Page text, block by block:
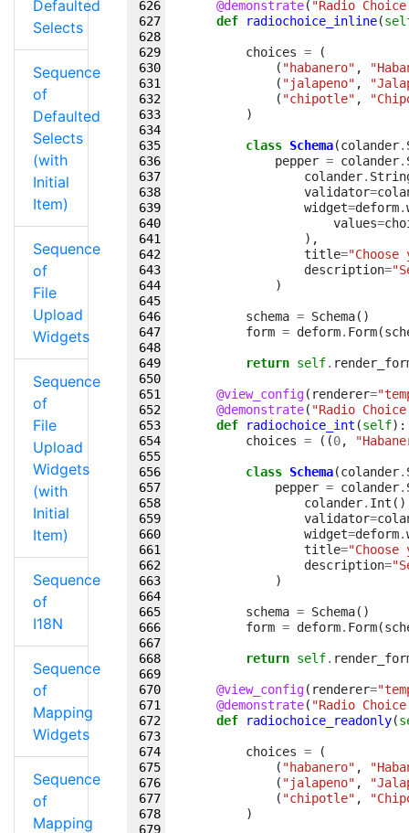
Defaulted
Selects
Sequence
of
Defaulted
Selects
(with
Initial
Item)
Sequence
of
File
Upload
Widgets
Sequence
of
File
Upload
Widgets
(with
Initial
Item)
Sequence
of
I18N
Sequence
of
Mapping
Widgets
Sequence
of
Mapping
@demonstrate( "Radio
def
radiochoice_inline(
choices =
(
( "habanero" ,
( "jalapeno" ,
( "chipotle" ,
)
class Schema(colander.
pepper = colander.
colander.
validator=
widget=deform.
values=
),
title=
description=
)
schema = Schema()
form = deform. Form(
return self.
@view_config( renderer=
@demonstrate( "Radio
def
radiochoice_int (self):
choices = ((0,
class Schema(colander.
pepper = colander.
colander. Int
validator=
widget=deform.
title=
description=
)
schema = Schema()
form = deform. Form(
return self.
@view_config( renderer=
@demonstrate( "Radio
def
radiochoice_readonly(
choices =
(
( "habanero" ,
( "jalapeno" ,
( "chipotle" ,
)